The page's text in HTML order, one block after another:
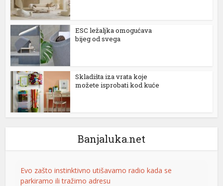
ESC ležaljka omogućava
bijeg od svega
Skladišta iza vrata koje
možete isprobati kod kuće
Banjaluka.net
Evo zašto instinktivno utišavamo radio kada se
parkiramo ili tražimo adresu